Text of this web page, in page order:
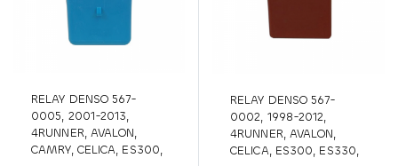
RELAY DENSO 567-
0005, 2001-2013,
4RUNNER, AVALON,
CAMRY, CELICA, ES300,
RELAY DENSO 567-
0002, 1998-2012,
4RUNNER, AVALON,
CELICA, ES300, ES330,